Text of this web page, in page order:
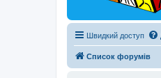
Швидкий доступ
Список форумів